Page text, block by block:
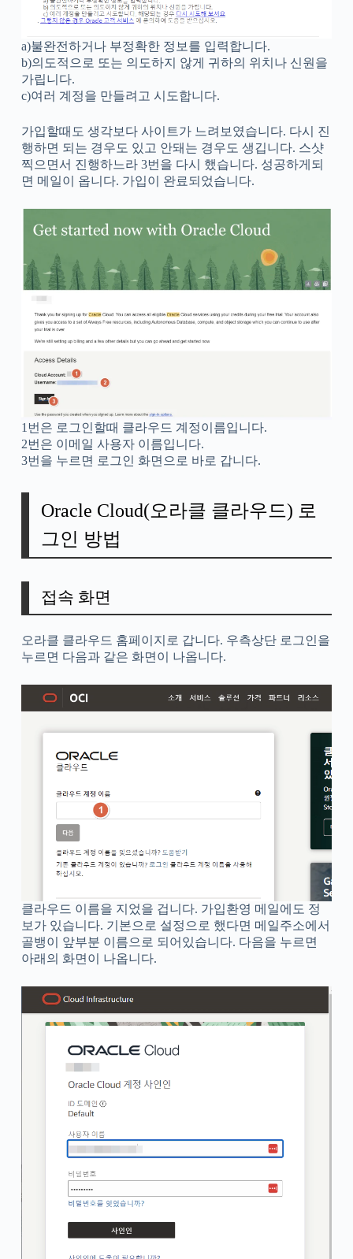
a)불완전하거나 부정확한 정보를 입력합니다.
b)의도적으로 또는 의도하지 않게 귀하의 위치나 신원을
가립니다.
c)여러 계정을 만들려고 시도합니다.
가입할때도 생각보다 사이트가 느려보였습니다. 다시 진
행하면 되는 경우도 있고 안돼는 경우도 생깁니다. 스샷
찍으면서 진행하느라 3번을 다시 했습니다. 성공하게되
면 메일이 옵니다. 가입이 완료되었습니다.
1번은 로그인할때 클라우드 계정이름입니다.
2번은 이메일 사용자 이름입니다.
3번을 누르면 로그인 화면으로 바로 갑니다.
Oracle Cloud(오라클 클라우드) 로
그인 방법
접속 화면
오라클 클라우드 홈페이지로 갑니다. 우측상단 로그인을
누르면 다음과 같은 화면이 나옵니다.
클라우드 이름을 지었을 겁니다. 가입환영 메일에도 정
보가 있습니다. 기본으로 설정으로 했다면 메일주소에서
골뱅이 앞부분 이름으로 되어있습니다. 다음을 누르면
아래의 화면이 나옵니다.